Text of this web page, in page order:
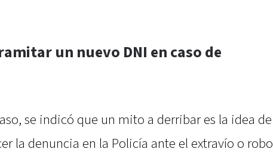
un nuevo DNI en caso de
se indicó que un mito a derribar es la idea de
la denuncia en la Policía ante el extravío o robo